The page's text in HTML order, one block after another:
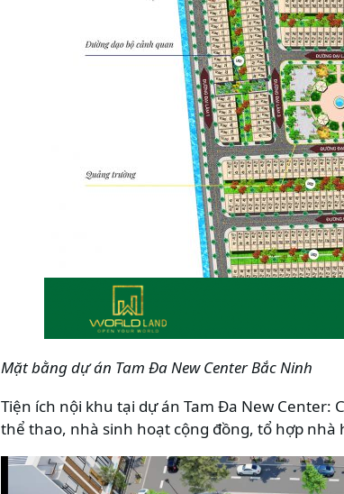
Mặt bằng dự án Tam Đa New Center Bắc Ninh
Tiện ích nội khu tại dự án Tam Đa New
thể thao, nhà sinh hoạt cộng đồng, tổ hợp nhà